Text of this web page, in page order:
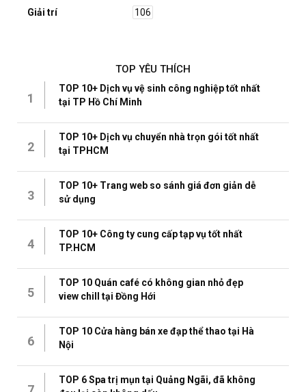
Giải trí 106
TOP YÊU THÍCH
1
TOP 10+ Dịch vụ vệ sinh công nghiệp tốt nhất
tại TP Hồ Chí Minh
2
TOP 10+ Dịch vụ chuyển nhà trọn gói tốt nhất
tại TPHCM
3
TOP 10+ Trang web so sánh giá đơn giản dễ
sử dụng
4
TOP 10+ Công ty cung cấp tạp vụ tốt nhất
TP.HCM
5
TOP 10 Quán café có không gian nhỏ đẹp
view chill tại Đồng Hới
6
TOP 10 Cửa hàng bán xe đạp thể thao tại Hà
Nội
TOP 6 Spa trị mụn tại Quảng Ngãi, đã không